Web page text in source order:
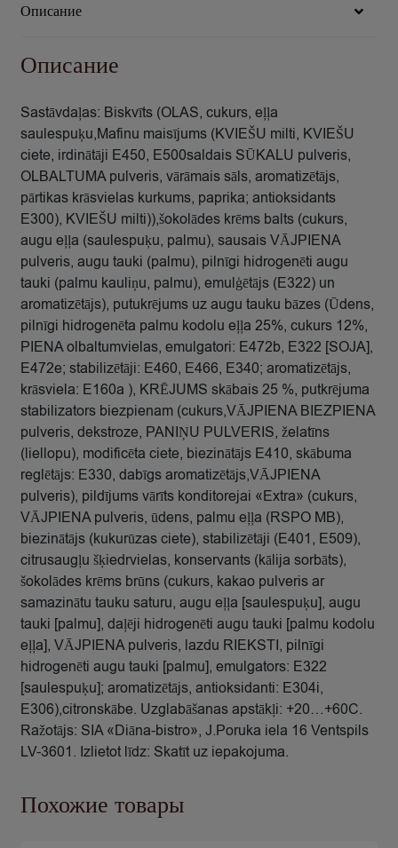
Описание
Описание
Sastāvdaļas: Biskvīts (OLAS, cukurs, eļļa
saulespuķu,Mafinu maisījums (KVIEŠU milti, KVIEŠU
ciete, irdinātāji E450, E500saldais SŪKALU pulveris,
OLBALTUMA pulveris, vārāmais sāls, aromatizētājs,
pārtikas krāsvielas kurkums, paprika; antioksidants
E300), KVIEŠU milti)),šokolādes krēms balts (cukurs,
augu eļļa (saulespuķu, palmu), sausais VĀJPIENA
pulveris, augu tauki (palmu), pilnīgi hidrogenēti augu
tauki (palmu kauliņu, palmu), emulģētājs (E322) un
aromatizētājs), putukrējums uz augu tauku bāzes (Ūdens,
pilnīgi hidrogenēta palmu kodolu eļļa 25%, cukurs 12%,
PIENA olbaltumvielas, emulgatori: E472b, E322 [SOJA],
E472e; stabilizētāji: E460, E466, E340; aromatizētājs,
krāsviela: E160a ), KRĒJUMS skābais 25 %, putkrējuma
stabilizators biezpienam (cukurs,VĀJPIENA BIEZPIENA
pulveris, dekstroze, PANIŅU PULVERIS, želatīns
(liellopu), modificēta ciete, biezinātājs E410, skābuma
reglētājs: E330, dabīgs aromatizētājs,VĀJPIENA
pulveris), pildījums vārīts konditorejai «Extra» (cukurs,
VĀJPIENA pulveris, ūdens, palmu eļļa (RSPO MB),
biezinātājs (kukurūzas ciete), stabilizētāji (E401, E509),
citrusaugļu šķiedrvielas, konservants (kālija sorbāts),
šokolādes krēms brūns (cukurs, kakao pulveris ar
samazinātu tauku saturu, augu eļļa [saulespuķu], augu
tauki [palmu], daļēji hidrogenēti augu tauki [palmu kodolu
eļļa], VĀJPIENA pulveris, lazdu RIEKSTI, pilnīgi
hidrogenēti augu tauki [palmu], emulgators: E322
[saulespuķu]; aromatizētājs, antioksidanti: E304i,
E306),citronskābe. Uzglabāšanas apstākļi: +20…+60C.
Ražotājs: SIA «Diāna-bistro», J.Poruka iela 16 Ventspils
LV-3601. Izlietot līdz: Skatīt uz iepakojuma.
Похожие товары